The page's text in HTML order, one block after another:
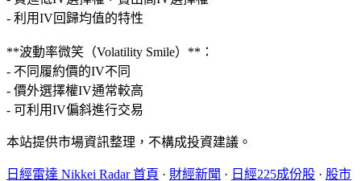
- 利用IV回歸均值的特性
**波動率微笑（Volatility Smile）**：
- 不同履約價的IV不同
- 價外選擇權IV通常較高
- 可利用IV偏斜進行交易
本站提供市場資訊整理，不構成投資建議。
日經雷達 Nikkei Radar 首頁 · 財經新聞 · 日經225成份股 · 股市